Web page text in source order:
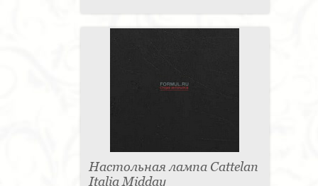
Настольная лампа Cattelan
Italia Midday